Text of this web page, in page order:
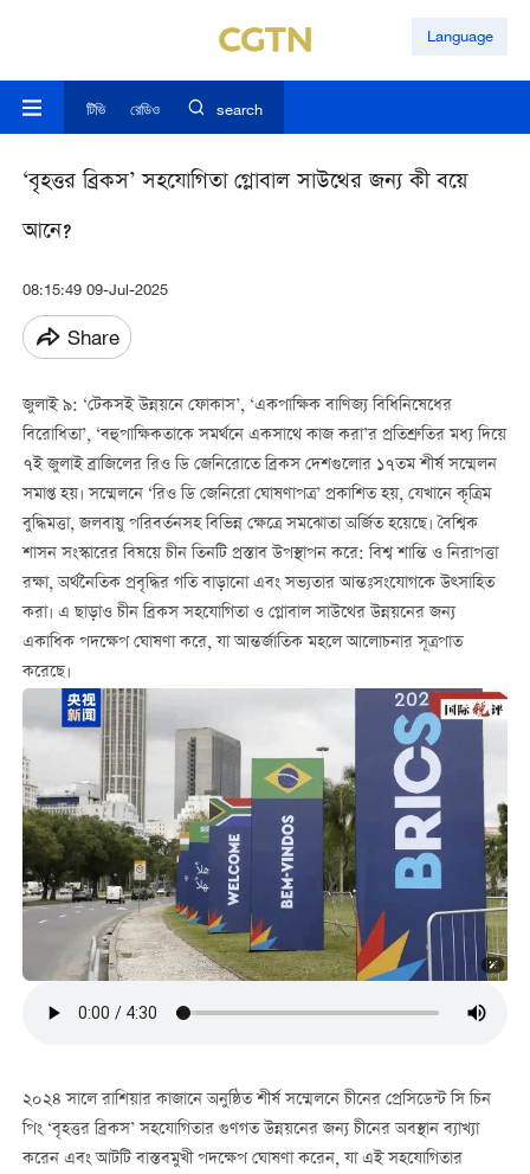
Language
টিভি রেডিও search
‘বৃহত্তর ব্রিকস’ সহযোগিতা গ্লোবাল সাউথের জন্য কী বয়ে
আনে?
08:15:49 09-Jul-2025
Share
জুলাই ৯:‌ ‘টেকসই উন্নয়নে ফোকাস’, ‘একপাক্ষিক বাণিজ্য বিধিনিষেধের
বিরোধিতা’, ‘বহুপাক্ষিকতাকে সমর্থনে একসাথে কাজ করা’র প্রতিশ্রুতির মধ্য দিয়ে
৭ই জুলাই ব্রাজিলের রিও ডি জেনিরোতে ব্রিকস দেশগুলোর ১৭তম শীর্ষ সম্মেলন
সমাপ্ত হয়। সম্মেলনে ‘রিও ডি জেনিরো ঘোষণাপত্র’ প্রকাশিত হয়, যেখানে কৃত্রিম
বুদ্ধিমত্তা, জলবায়ু পরিবর্তনসহ বিভিন্ন ক্ষেত্রে সমঝোতা অর্জিত হয়েছে। বৈশ্বিক
শাসন সংস্কারের বিষয়ে চীন তিনটি প্রস্তাব উপস্থাপন করে: বিশ্ব শান্তি ও নিরাপত্তা
রক্ষা, অর্থনৈতিক প্রবৃদ্ধির গতি বাড়ানো এবং সভ্যতার আন্তঃসংযোগকে উত্সাহিত
করা। এ ছাড়াও চীন ব্রিকস সহযোগিতা ও গ্লোবাল সাউথের উন্নয়নের জন্য
একাধিক পদক্ষেপ ঘোষণা করে, যা আন্তর্জাতিক মহলে আলোচনার সূত্রপাত
করেছে।
২০২৪ সালে রাশিয়ার কাজানে অনুষ্ঠিত শীর্ষ সম্মেলনে চীনের প্রেসিডেন্ট সি চিন
পিং ‘বৃহত্তর ব্রিকস’ সহযোগিতার গুণগত উন্নয়নের জন্য চীনের অবস্থান ব্যাখ্যা
করেন এবং আটটি বাস্তবমুখী পদক্ষেপ ঘোষণা করেন, যা এই সহযোগিতার